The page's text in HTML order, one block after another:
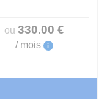
ou 330.00 €
/ mois i